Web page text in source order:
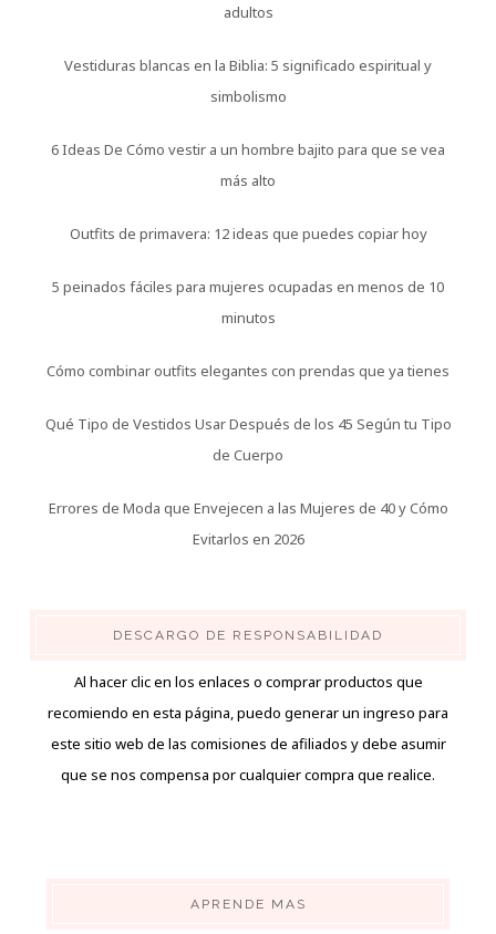
adultos
Vestiduras blancas en la Biblia: 5 significado espiritual y
simbolismo
6 Ideas De Cómo vestir a un hombre bajito para que se vea
más alto
Outfits de primavera: 12 ideas que puedes copiar hoy
5 peinados fáciles para mujeres ocupadas en menos de 10
minutos
Cómo combinar outfits elegantes con prendas que ya tienes
Qué Tipo de Vestidos Usar Después de los 45 Según tu Tipo
de Cuerpo
Errores de Moda que Envejecen a las Mujeres de 40 y Cómo
Evitarlos en 2026
DESCARGO DE RESPONSABILIDAD
Al hacer clic en los enlaces o comprar productos que
recomiendo en esta página, puedo generar un ingreso para
este sitio web de las comisiones de afiliados y debe asumir
que se nos compensa por cualquier compra que realice.
APRENDE MAS